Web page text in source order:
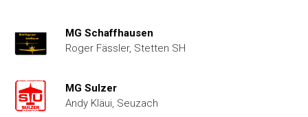
MG Schaffhausen
Roger Fässler, Stetten SH
MG Sulzer
Andy Kläui, Seuzach